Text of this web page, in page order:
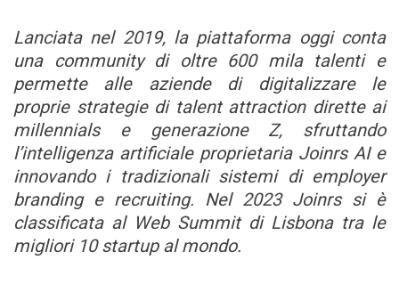
Lanciata nel 2019, la piattaforma oggi conta
una community di oltre 600 mila talenti e
permette alle aziende di digitalizzare le
proprie strategie di talent attraction dirette ai
millennials e generazione Z, sfruttando
l’intelligenza artificiale proprietaria Joinrs AI e
innovando i tradizionali sistemi di employer
branding e recruiting. Nel 2023 Joinrs si è
classificata al Web Summit di Lisbona tra le
migliori 10 startup al mondo.